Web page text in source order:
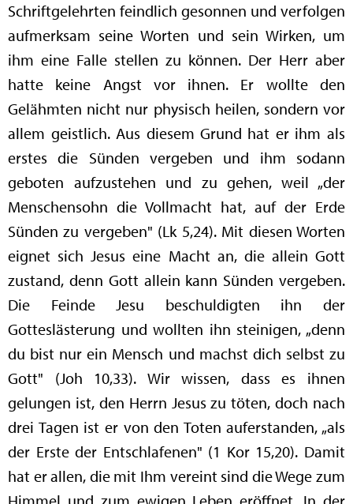
Schriftgelehrten feindlich gesonnen und verfolgen
aufmerksam seine Worten und sein Wirken, um
ihm eine Falle stellen zu können. Der Herr aber
hatte keine Angst vor ihnen. Er wollte den
Gelähmten nicht nur physisch heilen, sondern vor
allem geistlich. Aus diesem Grund hat er ihm als
erstes die Sünden vergeben und ihm sodann
geboten aufzustehen und zu gehen, weil „der
Menschensohn die Vollmacht hat, auf der Erde
Sünden zu vergeben" (Lk 5,24). Mit diesen Worten
eignet sich Jesus eine Macht an, die allein Gott
zustand, denn Gott allein kann Sünden vergeben.
Die Feinde Jesu beschuldigten ihn der
Gotteslästerung und wollten ihn steinigen, „denn
du bist nur ein Mensch und machst dich selbst zu
Gott" (Joh 10,33). Wir wissen, dass es ihnen
gelungen ist, den Herrn Jesus zu töten, doch nach
drei Tagen ist er von den Toten auferstanden, „als
der Erste der Entschlafenen" (1 Kor 15,20). Damit
hat er allen, die mit Ihm vereint sind die Wege zum